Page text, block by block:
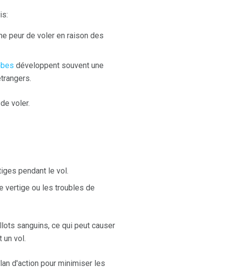
peur de voler en raison des
développent souvent une
voler.
pendant le vol.
vertige ou les troubles de
sanguins, ce qui peut causer
un vol.
d'action pour minimiser les